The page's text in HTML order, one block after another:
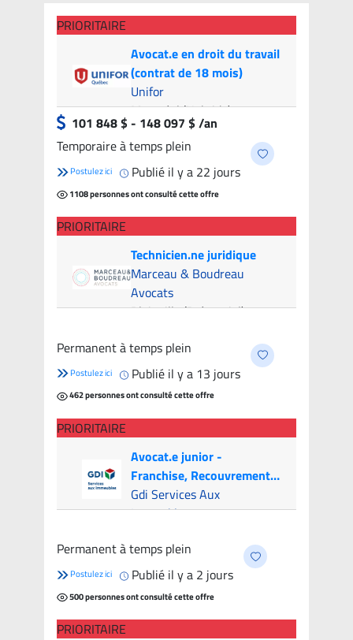
PRIORITAIRE
Avocat.e en droit du travail
(contrat de 18 mois)
Unifor
Montréal (Hybride)- 8
candidats
101 848 $ - 148 097 $ /an
Temporaire à temps plein
Postulez ici Publié il y a 22 jours
1108 personnes ont consulté cette offre
PRIORITAIRE
Technicien.ne juridique
Marceau & Boudreau
Avocats
Blainville (Présentiel)- 6
Permanent à temps plein
Postulez ici Publié il y a 13 jours
462 personnes ont consulté cette offre
PRIORITAIRE
Avocat.e junior -
Franchise, Recouvrement
et Litige (Canada & USA)
Gdi Services Aux
Immeubles
candidats
Permanent à temps plein
Postulez ici Publié il y a 2 jours
500 personnes ont consulté cette offre
PRIORITAIRE